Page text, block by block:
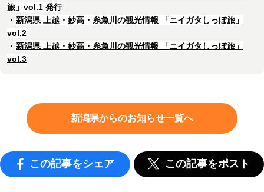
旅」vol.1 発行
・ 新潟県 上越・妙高・糸魚川の観光情報 「ニイガタしっぽ旅」
vol.2
・ 新潟県 上越・妙高・糸魚川の観光情報 「ニイガタしっぽ旅」
vol.3
新潟県からのお知らせ一覧へ
この記事をシェア この記事をポスト